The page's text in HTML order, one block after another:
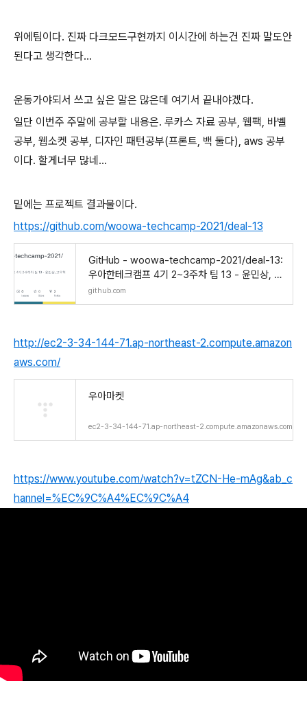
위에팀이다. 진짜 다크모드구현까지 이시간에 하는건 진짜 말도안
된다고 생각한다...
운동가야되서 쓰고 싶은 말은 많은데 여기서 끝내야겠다.
일단 이번주 주말에 공부할 내용은. 루카스 자료 공부, 웹팩, 바벨
공부, 웹소켓 공부, 디자인 패턴공부(프론트, 백 둘다), aws 공부
이다. 할게너무 많네...
밑에는 프로젝트 결과물이다.
https://github.com/woowa-techcamp-2021/deal-13
GitHub - woowa-techcamp-2021/deal-13:
우아한테크캠프 4기 2~3주차 팀 13 - 윤민상, 고
우혁
github.com
http://ec2-3-34-144-71.ap-northeast-2.compute.amazon
aws.com/
우아마켓
ec2-3-34-144-71.ap-northeast-2.compute.amazonaws.com
https://www.youtube.com/watch?v=tZCN-He-mAg&ab_c
hannel=%EC%9C%A4%EC%9C%A4